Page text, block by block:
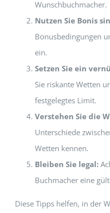
Wunschbuchmacher.
Nutzen Sie Bonis
Bonusbedingungen
ein.
Setzen Sie ein
Sie riskante Wetten
festgelegtes Limit.
Verstehen Sie die
Unterschiede
Wetten kennen.
Bleiben Sie legal:
Buchmacher eine
Diese Tipps helfen, in der